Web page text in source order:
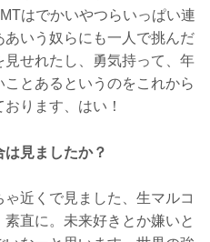
はでかいやつらいっぱい連
いう奴らにも一人で挑んだ
せれたし、勇気持って、年
とあるというのをこれから
ります、はい！
見ましたか？
近くで見ました、生マルコ
直に。未来好きとか嫌いと